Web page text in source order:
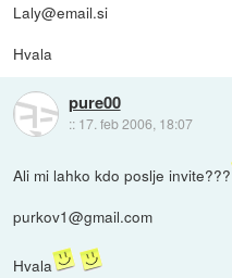
Laly@email.si
Hvala
pure00
:: 17. feb 2006, 18:07
Ali mi lahko kdo poslje invite???
purkov1@gmail.com
Hvala